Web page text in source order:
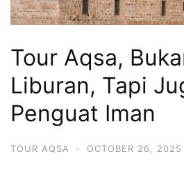
Tour Aqsa,
Liburan, Tapi
Penguat Iman
TOUR AQSA · OCTOBER 26, 2025